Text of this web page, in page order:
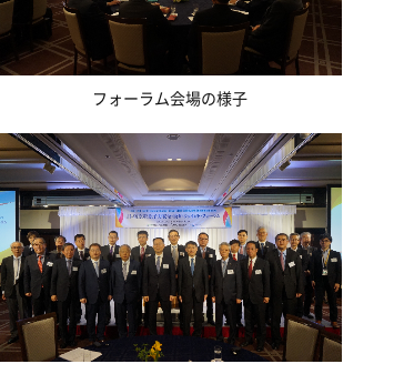
フォーラム会場の様子